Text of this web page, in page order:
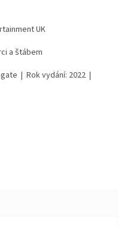
UK
a štábem
| Rok vydání: 2022 |